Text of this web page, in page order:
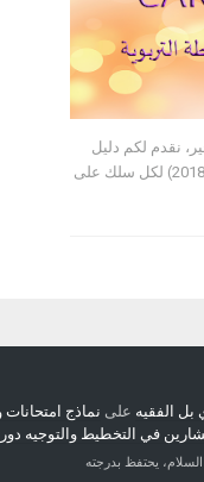
نقدم لكم دليل
إعداد الخريطة التربوية (فبرابر 2018) لكل سلك على
بل الفقيه على نماذج
في التخطيط والتوجيه دورتي 2020
يحتفظ بدرجته